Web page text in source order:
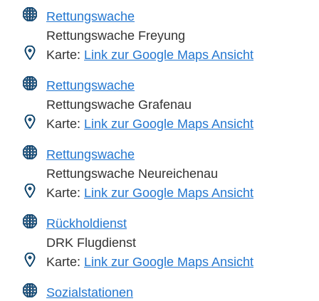
Rettungswache
Rettungswache Freyung
Karte: Link zur Google Maps Ansicht
Rettungswache
Rettungswache Grafenau
Karte: Link zur Google Maps Ansicht
Rettungswache
Rettungswache Neureichenau
Karte: Link zur Google Maps Ansicht
Rückholdienst
DRK Flugdienst
Karte: Link zur Google Maps Ansicht
Sozialstationen